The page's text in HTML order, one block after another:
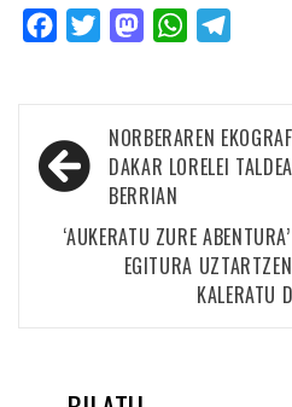
FacebookTwitterMastodonWhatsApp
Bidalketetan
zehar
nabigatu
NORBERAREN
DAKAR LORELEI
BERRIAN
‘AUKERATU ZURE
EGITURA
KALERATU